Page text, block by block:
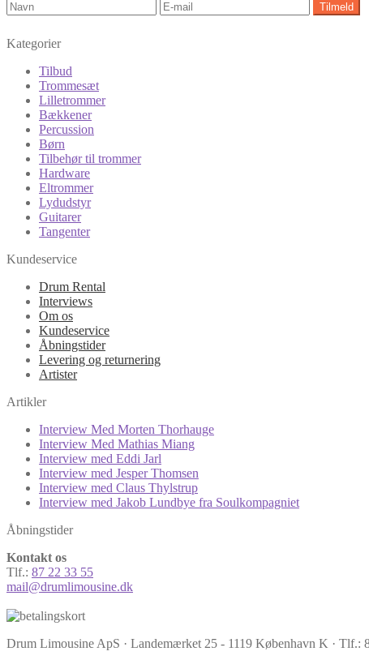
Kategorier
Tilbud
Trommesæt
Lilletrommer
Bækkener
Percussion
Børn
Tilbehør til trommer
Hardware
Eltrommer
Lydudstyr
Guitarer
Tangenter
Kundeservice
Drum Rental
Interviews
Om os
Kundeservice
Åbningstider
Levering og returnering
Artister
Artikler
Interview Med Morten Thorhauge
Interview Med Mathias Miang
Interview med Eddi Jarl
Interview med Jesper Thomsen
Interview med Claus Thylstrup
Interview med Jakob Lundbye fra Soulkompagniet
Åbningstider
Kontakt os
Tlf.: 87 22 33 55
mail@drumlimousine.dk
Drum Limousine ApS · Landemærket 25 - 1119 København K · Tlf.: